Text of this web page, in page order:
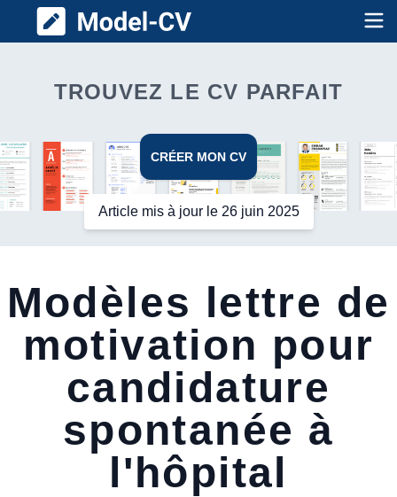
Model CV
TROUVEZ LE CV PARFAIT
CRÉER MON CV
Article mis à jour le 26 juin 2025
Modèles lettre de
motivation pour
candidature
spontanée à
l'hôpital